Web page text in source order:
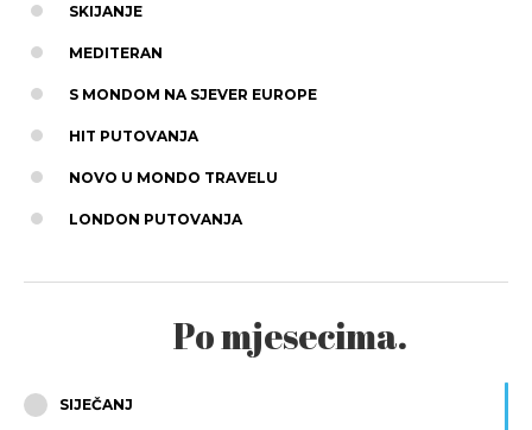
SKIJANJE
MEDITERAN
S MONDOM NA SJEVER EUROPE
HIT PUTOVANJA
NOVO U MONDO TRAVELU
LONDON PUTOVANJA
Po mjesecima.
SIJEČANJ